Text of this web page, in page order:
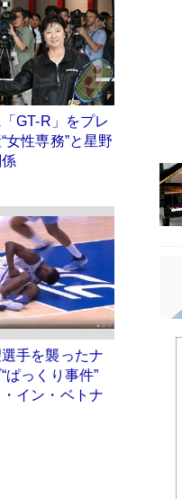
GT-R」をプレ
女性専務”と星野
手を襲ったナ
ぱっくり事件”
イン・ベトナ